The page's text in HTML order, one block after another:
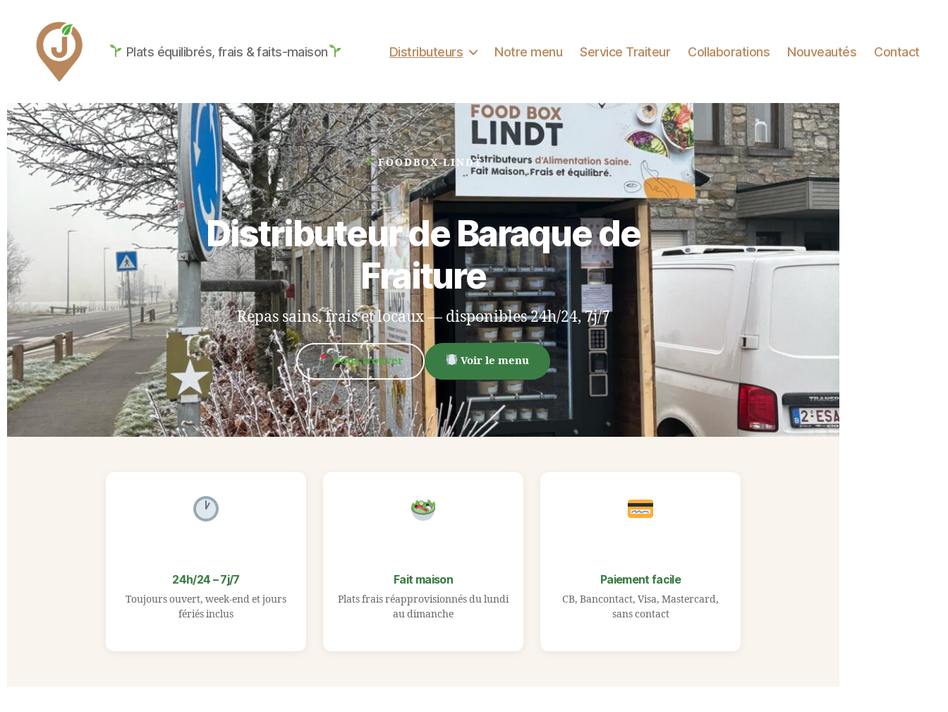
Plats équilibrés, frais & faits-maison Distributeurs Notre menu Service Traiteur Collaborations Nouveautés Contact
FOODBOX-LINDT
Distributeur de Baraque de
Fraiture
Repas sains, frais et locaux — disponibles 24h/24, 7j/7
Nous trouver Voir le menu
24h/24 – 7j/7
Toujours ouvert, week-end et jours
fériés inclus
Fait maison
Plats frais réapprovisionnés du lundi
au dimanche
Paiement facile
CB, Bancontact, Visa, Mastercard,
sans contact